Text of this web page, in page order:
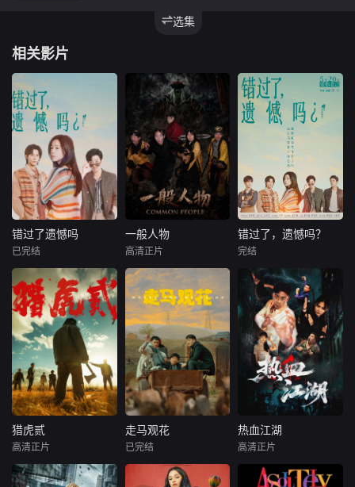
选集
相关影片
错过了遗憾吗
白客
00后女孩吴小北惨
遭“断崖式分手”，
失恋后的她在发疯
和颓废中反复横
跳，终于决定反
击！小北跌跌撞撞
做完了“失恋后也不
必做的12件事”：改
造自己、假装理
性、周旋于形形色
然而这一场大型失
错过了遗憾吗
已完结
一般人物
马朕
袁小道怀揣成为网
红的梦想创作短视
频，并与周小乙等
人组建了“红透半边
天”团队。然而团队
在发展过程中遭遇
了诸多矛盾与分
歧，幸得神秘大叔
助力。团队成功实
现转型。随后成员
房”，大叔病倒，他
一般人物
高清正片
错过了，遗憾吗？
白客
00后女孩吴小北惨
遭"断崖式分手"，
失恋后的她在发疯
和颓废中反复横
跳，终于决定反
击！小北跌跌撞撞
做完了"失恋后也不
必做的12件事"：改
造自己、假装理
性、周旋于形形色
然而这一场大型失
错过了，遗憾吗？
完结
猎虎贰
杨亚
猎虎贰
高清正片
走马观花
张越宁
走马观花
已完结
热血江湖
该剧主要讲述了赵
热血江湖
高清正片